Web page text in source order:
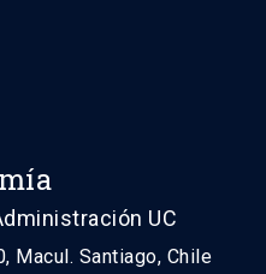
UC
Macul. Santiago, Chile